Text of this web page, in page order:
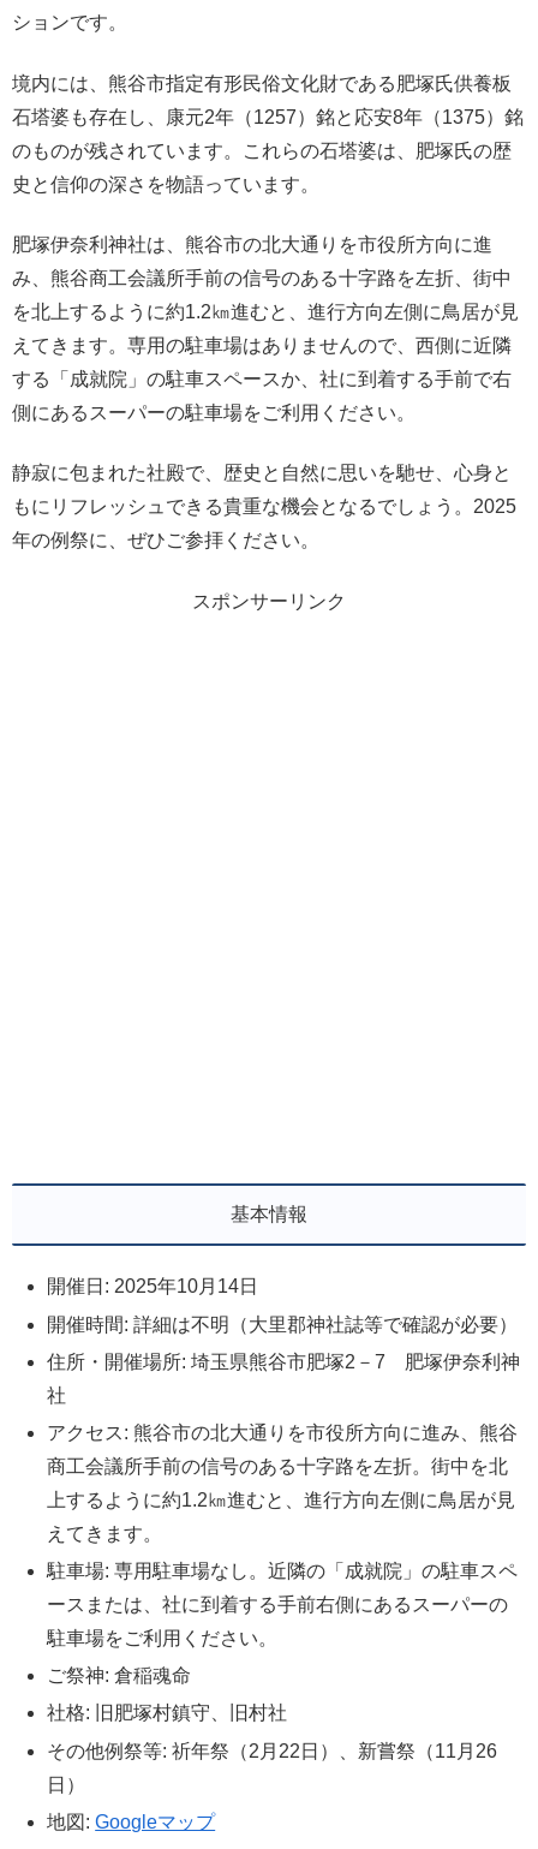
ションです。
境内には、熊谷市指定有形民俗文化財である肥塚氏供養板
石塔婆も存在し、康元2年（1257）銘と応安8年（1375）銘
のものが残されています。これらの石塔婆は、肥塚氏の歴
史と信仰の深さを物語っています。
肥塚伊奈利神社は、熊谷市の北大通りを市役所方向に進
み、熊谷商工会議所手前の信号のある十字路を左折、街中
を北上するように約1.2㎞進むと、進行方向左側に鳥居が見
えてきます。専用の駐車場はありませんので、西側に近隣
する「成就院」の駐車スペースか、社に到着する手前で右
側にあるスーパーの駐車場をご利用ください。
静寂に包まれた社殿で、歴史と自然に思いを馳せ、心身と
もにリフレッシュできる貴重な機会となるでしょう。2025
年の例祭に、ぜひご参拝ください。
スポンサーリンク
基本情報
開催日: 2025年10月14日
開催時間: 詳細は不明（大里郡神社誌等で確認が必要）
住所・開催場所: 埼玉県熊谷市肥塚2－7 肥塚伊奈利神
社
アクセス: 熊谷市の北大通りを市役所方向に進み、熊谷
商工会議所手前の信号のある十字路を左折。街中を北
上するように約1.2㎞進むと、進行方向左側に鳥居が見
えてきます。
駐車場: 専用駐車場なし。近隣の「成就院」の駐車スペ
ースまたは、社に到着する手前右側にあるスーパーの
駐車場をご利用ください。
ご祭神: 倉稲魂命
社格: 旧肥塚村鎮守、旧村社
その他例祭等: 祈年祭（2月22日）、新嘗祭（11月26
日）
地図:Googleマップ